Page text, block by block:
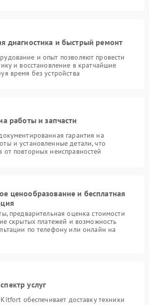
диагностика и быстрый ремонт
и опыт позволяют провести
и восстановление в кратчайшие
время без устройства
работы и запчасти
гарантия на
и установленные детали, что
от повторных неисправностей
ценообразование и бесплатная
предварительная оценка стоимости
скрытых платежей и возможность
по телефону или онлайн на
услуг
обеспечивает доставку техники